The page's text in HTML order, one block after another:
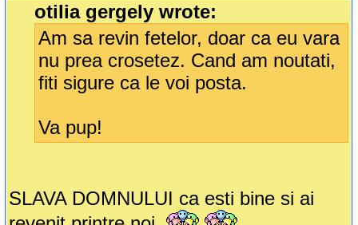
otilia gergely wrote:
Am sa revin fetelor, doar ca eu vara
nu prea crosetez. Cand am noutati,
fiti sigure ca le voi posta.
Va pup!
SLAVA DOMNULUI ca esti bine si ai